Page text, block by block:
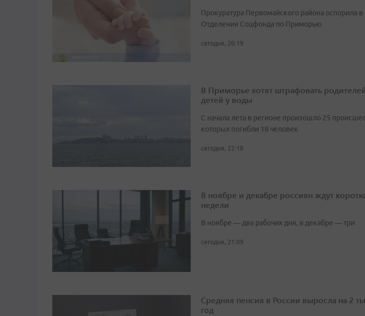
Прокуратура Первомайского района оспорила в
Отделения Соцфонда по Приморью
сегодня, 20:19
В Приморье хотят штрафовать
детей у воды
С начала лета в регионе произошло 25
которых погибли 18 человек
сегодня, 22:18
В ноябре и декабре россиян ждут
недели
В ноябре — два рабочих дня, в декабре — три
сегодня, 21:09
Средняя пенсия в России выросла на 2
год